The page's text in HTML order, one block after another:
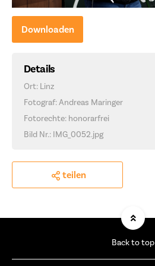
Downloaden
Details
Ort: Linz
Fotograf: Andreas Maringer
Fotorechte: honorarfrei
Bild Nr.: IMG_0052.jpg
teilen
Back to top